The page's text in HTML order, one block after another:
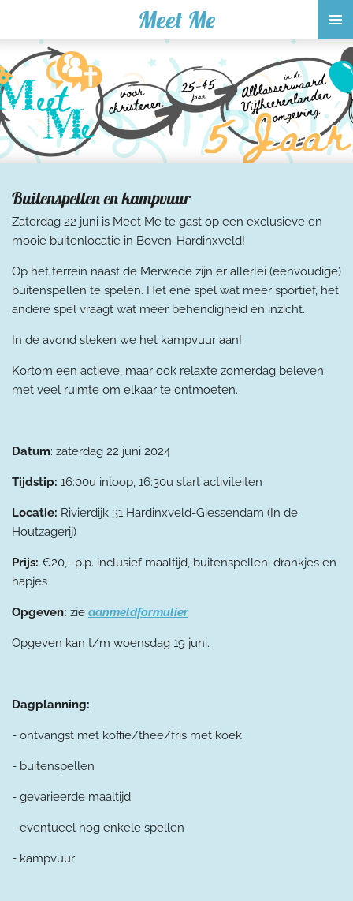
naar
de
hoofdinhoud
Meet Me
Buitenspellen en kampvuur
Zaterdag 22 juni is Meet Me te gast op een exclusieve en
mooie buitenlocatie in Boven-Hardinxveld!
Op het terrein naast de Merwede zijn er allerlei (eenvoudige)
buitenspellen te spelen. Het ene spel wat meer sportief, het
andere spel vraagt wat meer behendigheid en inzicht.
In de avond steken we het kampvuur aan!
Kortom een actieve, maar ook relaxte zomerdag beleven
met veel ruimte om elkaar te ontmoeten.
Datum: zaterdag 22 juni 2024
Tijdstip: 16:00u inloop, 16:30u start activiteiten
Locatie: Rivierdijk 31 Hardinxveld-Giessendam (In de
Houtzagerij)
Prijs: €20,- p.p. inclusief maaltijd, buitenspellen, drankjes en
hapjes
Opgeven: zie aanmeldformulier
Opgeven kan t/m woensdag 19 juni.
Dagplanning:
- ontvangst met koffie/thee/fris met koek
- buitenspellen
- gevarieerde maaltijd
- eventueel nog enkele spellen
- kampvuur